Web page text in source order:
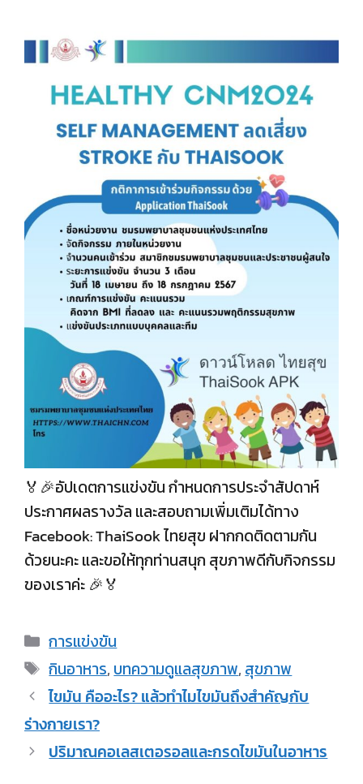
🏅🎉อัปเดตการแข่งขัน กำหนดการประจำสัปดาห์
ประกาศผลรางวัล และสอบถามเพิ่มเติมได้ทาง
Facebook: ThaiSook ไทยสุข ฝากกดติดตามกัน
ด้วยนะคะ และขอให้ทุกท่านสนุก สุขภาพดีกับกิจกรรม
ของเราค่ะ 🎉🏅
การแข่งขัน
กินอาหาร,บทความดูแลสุขภาพ,สุขภาพ
ไขมัน คืออะไร? แล้วทำไมไขมันถึงสำคัญกับ
ร่างกายเรา?
ปริมาณคอเลสเตอรอลและกรดไขมันในอาหาร